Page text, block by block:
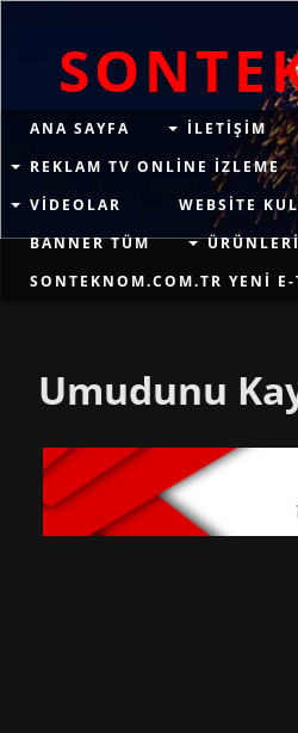
ANA SAYFA ILETIŞIM
REKLAM TV ONLINE IZLEME
VIDEOLAR
WEBSITE
BANNER TÜM
SONTEKNOM.COM.TR YENI
Umudunu